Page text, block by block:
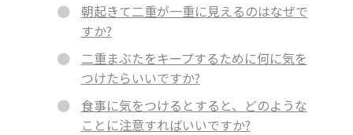
朝起きて二重が一重に見えるのはなぜで
すか?
二重まぶたをキープするために何に気を
つけたらいいですか?
食事に気をつけるとすると、どのような
ことに注意すればいいですか?